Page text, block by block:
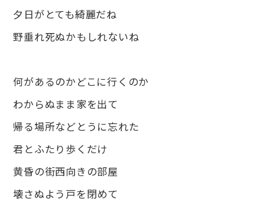
夕日がとても綺麗だね
野垂れ死ぬかもしれないね
何があるのかどこに行くのか
わからぬまま家を出て
帰る場所などとうに忘れた
君とふたり歩くだけ
黄昏の街西向きの部屋
壊さぬよう戸を閉めて